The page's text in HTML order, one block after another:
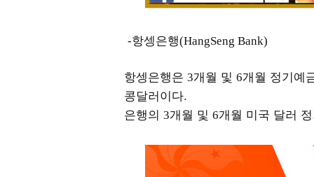
-항셍은행(HangSeng Bank)
항셍은행은 3개월 및 6개월 정기예
콩달러이다.
은행의 3개월 및 6개월 미국 달러